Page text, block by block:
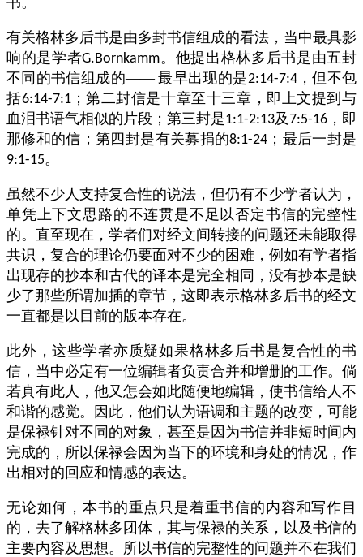
有关格林多后书是由多封书信组成的看法，当中最具影
响的是学者G.Bornkamm。他提出格林多后书是由五封
不同的书信组成的—— 最早出现的是2:14-7:4，但不包
括6:14-7:1；第二封信是十章至十三章，即上文提到与
血泪书语气相似的片段；第三封是1:1-2:13及7:5-16 ，即
那修和的信；第四封是有关募捐的8:1-24 ；最后一封是
9:1-15。
虽然不少人支持复合性的说法，但仍有不少学者认为，
单凭上下文思路的不连贯是不足以否定书信的完整性
的。直至现在，学者们对经文间转接的问题还未能取得
共识，复合的理论仍要面对不少的困难，例如有学者指
出现存的抄本和古代的译本是完全相同，没有抄本是缺
少了那些所谓加插的章节，这即表示格林多后书的经文
一直都是以目前的版本存在。
此外，这些学者亦质疑如果格林多后书是复合性的书
信，当中必定有一位编辑者负责合并和增删的工作。倘
若真有此人，他又怎会如此随便地编辑，使书信给人不
和谐的感觉。因此，他们认为语调和主题的改变，可能
是保禄针对不同的对象，甚至是因为书信并非短时间内
完成的，所以保禄会因为当下的环境和身处的情况，作
出相对的回应和情感的表达。
无论如何，本书的重点只是着重书信的内容和写作目
的，去了解格林多团体，其与保禄的关系，以及书信的
主要内容及思想。所以书信的完整性的问题并不在我们